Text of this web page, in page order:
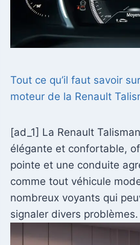
Tout ce qu’il faut savoir
moteur de la Renault
[ad_1] La Renault
élégante et confortable,
pointe et une conduite
comme tout véhicule
nombreux voyants qui
signaler divers